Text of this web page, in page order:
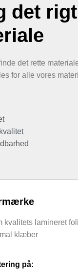
det
det rette
for alle vores
kvalitets lamineret
klæber
på: